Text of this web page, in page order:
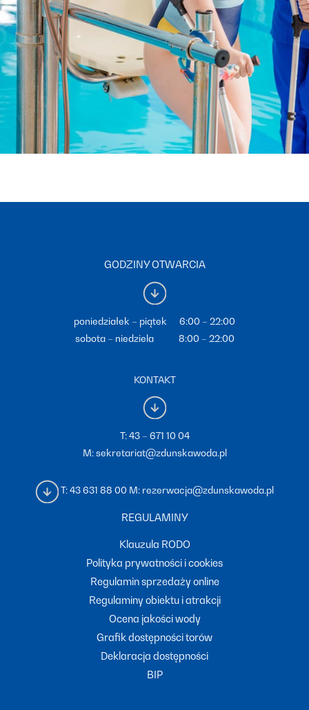
GODZINY OTWARCIA
poniedziałek – piątek 6:00 – 22:00
sobota – niedziela 8:00 – 22:00
KONTAKT
T:43 – 671 10 04
M:sekretariat@zdunskawoda.pl
T:43 631 88 00 M: rezerwacja@zdunskawoda.pl
REGULAMINY
Klauzula RODO
Polityka prywatności i cookies
Regulamin sprzedaży online
Regulaminy obiektu i atrakcji
Ocena jakości wody
Grafik dostępności torów
Deklaracja dostępności
BIP